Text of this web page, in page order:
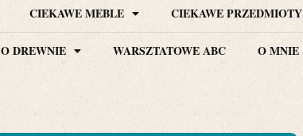
CIEKAWE MEBLE CIEKAWE PRZEDMIOTY
O DREWNIE WARSZTATOWE ABC O MNIE